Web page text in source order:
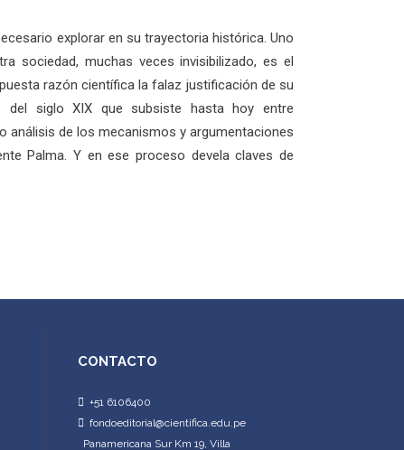
explorar en su trayectoria histórica. Uno
sociedad, muchas veces invisibilizado, es el
razón científica la falaz justificación de su
del siglo XIX que subsiste hasta hoy entre
análisis de los mecanismos y argumentaciones
Palma. Y en ese proceso devela claves de
CONTACTO
+51 6106400
fondoeditorial@cientifica.edu.pe
Panamericana Sur Km 19, Villa